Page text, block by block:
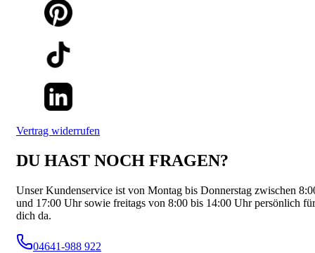
Vertrag widerrufen
DU HAST NOCH FRAGEN?
Unser Kundenservice ist von Montag bis Donnerstag zwischen
und 17:00 Uhr sowie freitags von 8:00 bis 14:00 Uhr persönlich für
dich da.
04641-988 922